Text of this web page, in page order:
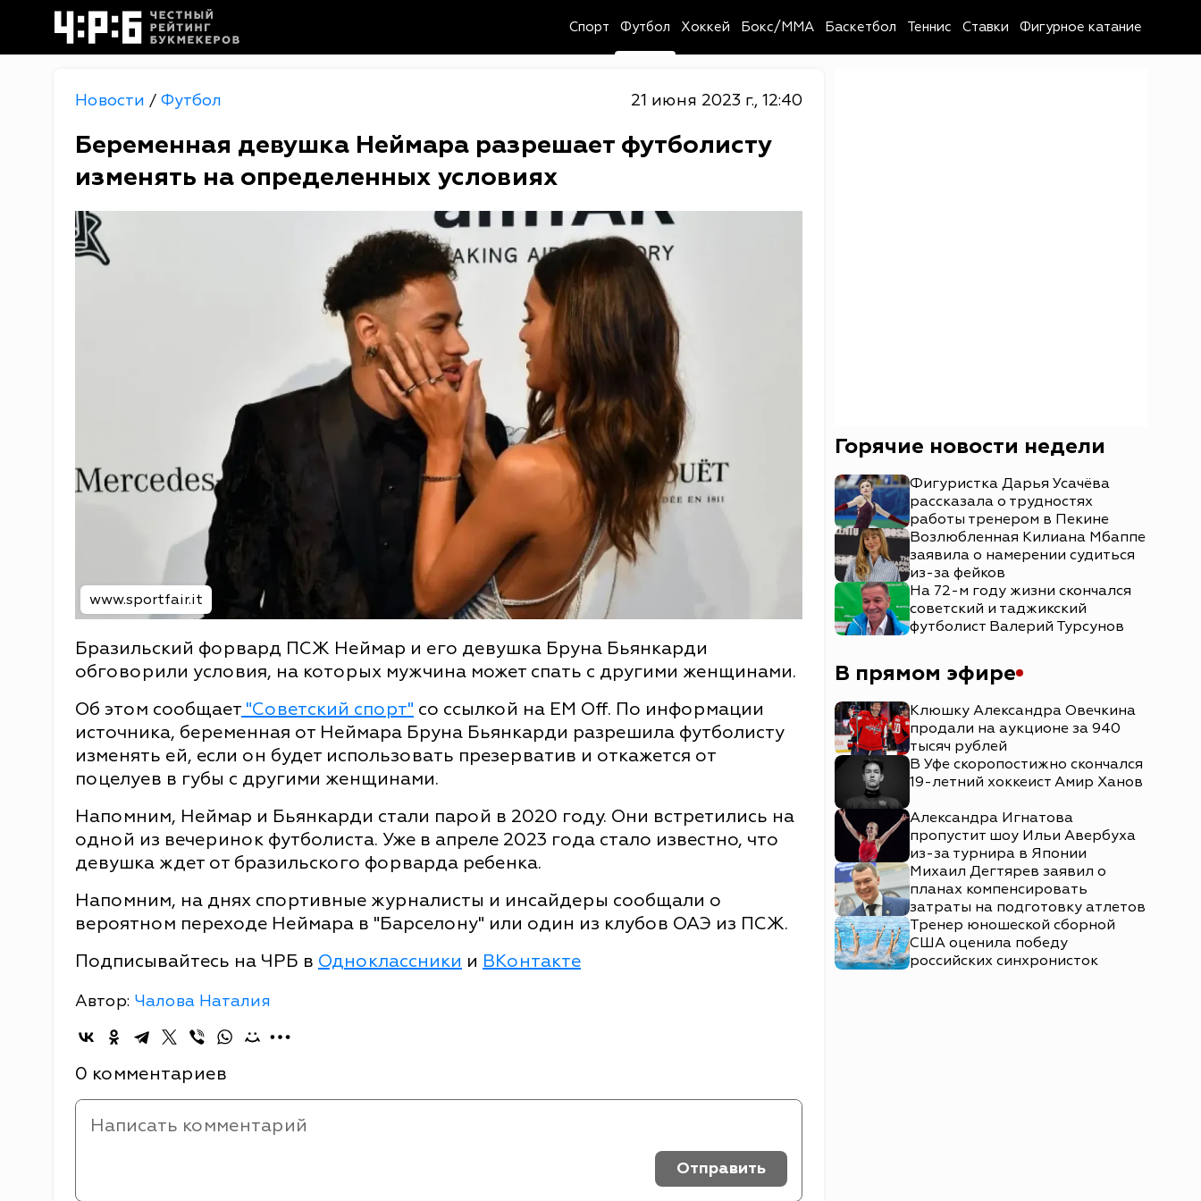
Спорт Футбол Хоккей Бокс/MMA Баскетбол Теннис Ставки Фигурное катание
Новости / Футбол 21 июня 2023 г., 12:40
Беременная девушка Неймара разрешает футболисту
изменять на определенных условиях
www.sportfair.it
Бразильский форвард ПСЖ Неймар и его девушка Бруна Бьянкарди
обговорили условия, на которых мужчина может спать с другими женщинами.
Об этом сообщает "Советский спорт" со ссылкой на EM Off. По информации
источника, беременная от Неймара Бруна Бьянкарди разрешила футболисту
изменять ей, если он будет использовать презерватив и откажется от
поцелуев в губы с другими женщинами.
Напомним, Неймар и Бьянкарди стали парой в 2020 году. Они встретились на
одной из вечеринок футболиста. Уже в апреле 2023 года стало известно, что
девушка ждет от бразильского форварда ребенка.
Напомним, на днях спортивные журналисты и инсайдеры сообщали о
вероятном переходе Неймара в "Барселону" или один из клубов ОАЭ из ПСЖ.
Подписывайтесь на ЧРБ в Одноклассники и ВКонтакте
Автор: Чалова Наталия
0 комментариев
Отправить
Горячие новости недели
Фигуристка Дарья Усачёва
рассказала о трудностях
работы тренером в Пекине
Возлюбленная Килиана Мбаппе
заявила о намерении судиться
из-за фейков
На 72-м году жизни скончался
советский и таджикский
футболист Валерий Турсунов
В прямом эфире
Клюшку Александра Овечкина
продали на аукционе за 940
тысяч рублей
В Уфе скоропостижно скончался
19-летний хоккеист Амир Ханов
Александра Игнатова
пропустит шоу Ильи Авербуха
из-за турнира в Японии
Михаил Дегтярев заявил о
планах компенсировать
затраты на подготовку атлетов
Тренер юношеской сборной
США оценила победу
российских синхронисток